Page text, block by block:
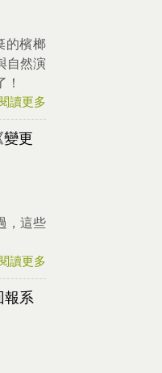
的檳榔
自然演
讀更多
變更
，這些
讀更多
報系